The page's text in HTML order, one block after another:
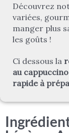
Découvrez
variées,
manger plus
les goûts !
Ci dessous la
au
rapide à